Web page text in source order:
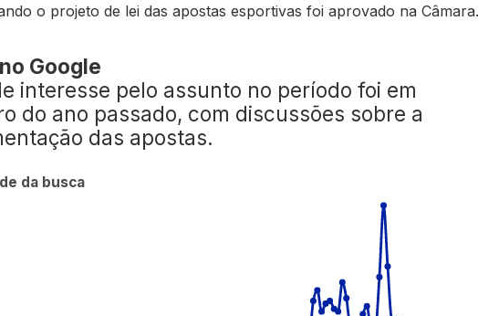
o projeto de lei das apostas esportivas foi aprovado na Câmara.